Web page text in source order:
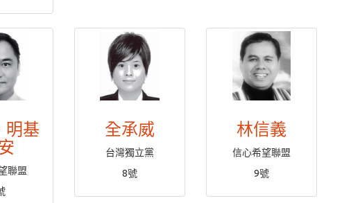
明基
聯盟
全承威
台灣獨立黨
8號
林信義
信心希望聯盟
9號